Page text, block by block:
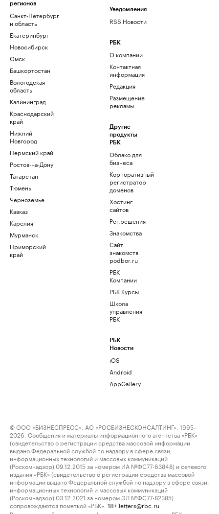
регионов
Санкт-Петербург
и область
Екатеринбург
Новосибирск
Омск
Башкортостан
Вологодская
область
Калининград
Краснодарский
край
Нижний
Новгород
Пермский край
Ростов-на-Дону
Татарстан
Тюмень
Черноземье
Кавказ
Карелия
Мурманск
Приморский
край
Уведомления
RSS Новости
РБК
О компании
Контактная
информация
Редакция
Размещение
рекламы
Другие
продукты
РБК
Облако для
бизнеса
Корпоративный
регистратор
доменов
Хостинг
сайтов
Рег.решения
Знакомства
Сайт
знакомств
podbor.ru
РБК
Компании
РБК Курсы
Школа
управления
РБК
РБК
Новости
iOS
Android
AppGallery
© ООО «БИЗНЕСПРЕСС», АО «РОСБИЗНЕСКОНСАЛТИНГ», 1995–
2026. Сообщения и материалы информационного агентства «РБК»
(свидетельство о регистрации средства массовой информации
выдано Федеральной службой по надзору в сфере связи,
информационных технологий и массовых коммуникаций
(Роскомнадзор) 09.12.2015 за номером ИА №ФС77-63848) и сетевого
издания «РБК» (свидетельство о регистрации средства массовой
информации выдано Федеральной службой по надзору в сфере связи,
информационных технологий и массовых коммуникаций
(Роскомнадзор) 03.12.2021 за номером ЭЛ №ФС77-82385)
сопровождаются пометкой «РБК».
18+ letters@rbc.ru